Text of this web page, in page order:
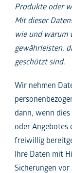
Produkte oder
Mit dieser
wie und warum
gewährleisten,
geschützt sind.
Wir nehmen
dann, wenn
oder Angebotes
freiwillig
Ihre Daten mit
Sicherungen